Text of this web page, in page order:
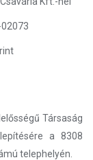
Társaság
a 8308
telephelyén.